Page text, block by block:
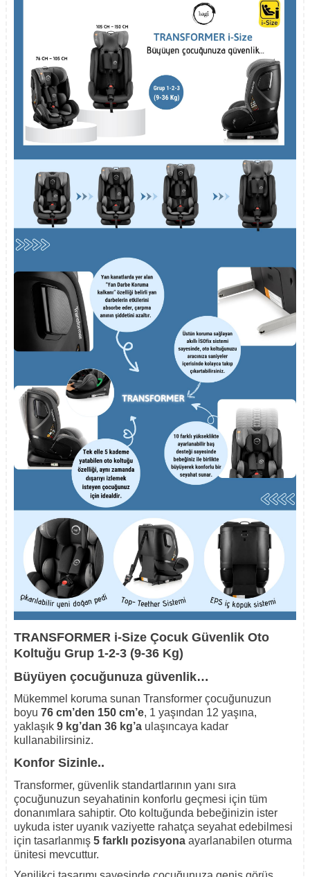
TRANSFORMER i-Size Çocuk Güvenlik Oto
Koltuğu Grup 1-2-3 (9-36 Kg)
Büyüyen çocuğunuza güvenlik…
Mükemmel koruma sunan Transformer çocuğunuzun
boyu 76 cm’den 150 cm’e, 1 yaşından 12 yaşına,
yaklaşık 9 kg’dan 36 kg’a ulaşıncaya kadar
kullanabilirsiniz.
Konfor Sizinle..
Transformer, güvenlik standartlarının yanı sıra
çocuğunuzun seyahatinin konforlu geçmesi için tüm
donanımlara sahiptir. Oto koltuğunda bebeğinizin ister
uykuda ister uyanık vaziyette rahatça seyahat edebilmesi
için tasarlanmış 5 farklı pozisyona ayarlanabilen oturma
ünitesi mevcuttur.